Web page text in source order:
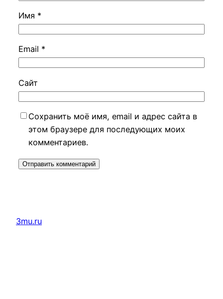
Имя *
Email *
Сайт
Сохранить моё имя, email и адрес сайта в
этом браузере для последующих моих
комментариев.
3mu.ru